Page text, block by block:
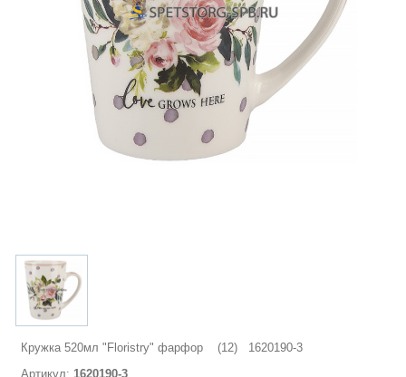
Кружка 520мл "Floristry" фарфор (12) 1620190-3
Артикул: 1620190-3